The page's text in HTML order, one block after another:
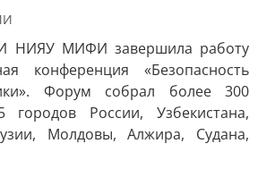
НИЯУ МИФИ завершила работу
конференция «Безопасность
Форум собрал более 300
городов России, Узбекистана,
Молдовы, Алжира, Судана,